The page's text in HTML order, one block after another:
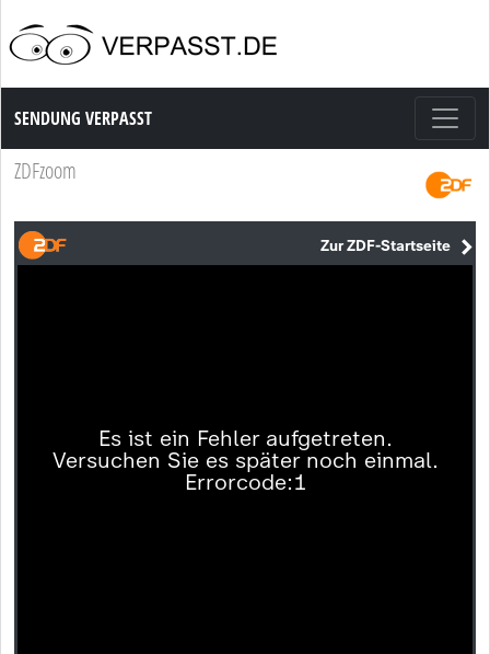
Sendung Verpasst
SENDUNG VERPASST
ZDFzoom